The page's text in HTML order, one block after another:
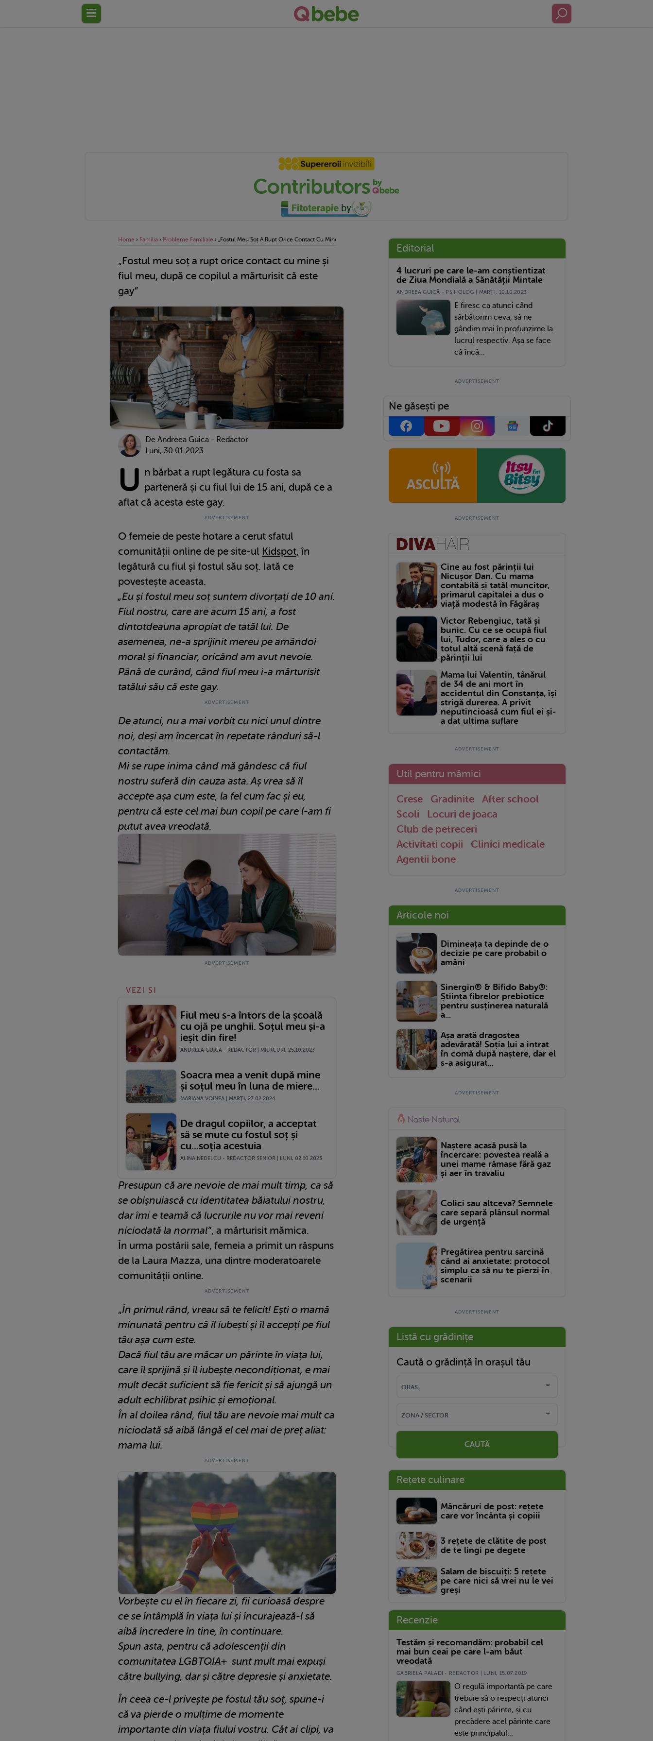
Home › Familia › Probleme Familiale › „Fostul Meu Soț A Rupt Orice Contact Cu Mine Și Fiul Meu, După Ce Copilul A Mărturisit Că Este Gay”
„Fostul meu soț a rupt orice contact cu mine și
fiul meu, după ce copilul a mărturisit că este
gay”
De Andreea Guica - Redactor
Luni, 30.01.2023
U n bărbat a rupt legătura cu fosta sa
parteneră și cu fiul lui de 15 ani, după ce a
aflat că acesta este gay.
O femeie de peste hotare a cerut sfatul
comunității online de pe site-ul Kidspot, în
legătură cu fiul și fostul său soț. Iată ce
povestește aceasta.
„Eu și fostul meu soț suntem divorțați de 10 ani.
Fiul nostru, care are acum 15 ani, a fost
dintotdeauna apropiat de tatăl lui. De
asemenea, ne-a sprijinit mereu pe amândoi
moral și financiar, oricând am avut nevoie.
Până de curând, când fiul meu i-a mărturisit
tatălui său că este gay.
De atunci, nu a mai vorbit cu nici unul dintre
noi, deși am încercat în repetate rânduri să-l
contactăm.
Mi se rupe inima când mă gândesc că fiul
nostru suferă din cauza asta. Aș vrea să îl
accepte așa cum este, la fel cum fac și eu,
pentru că este cel mai bun copil pe care l-am fi
putut avea vreodată.
VEZI SI
Fiul meu s-a întors de la școală
cu ojă pe unghii. Soțul meu și-a
ieșit din fire!
ANDREEA GUICA - REDACTOR | MIERCURI, 25.10.2023
Soacra mea a venit după mine
și soțul meu în luna de miere...
MARIANA VOINEA | MARŢI, 27.02.2024
De dragul copiilor, a acceptat
să se mute cu fostul soț și
cu...soția acestuia
ALINA NEDELCU - REDACTOR SENIOR | LUNI, 02.10.2023
Presupun că are nevoie de mai mult timp, ca să
se obișnuiască cu identitatea băiatului nostru,
dar îmi e teamă că lucrurile nu vor mai reveni
niciodată la normal”, a mărturisit mămica.
În urma postării sale, femeia a primit un răspuns
de la Laura Mazza, una dintre moderatoarele
comunității online.
„În primul rând, vreau să te felicit! Ești o mamă
minunată pentru că îl iubești și îl accepți pe fiul
tău așa cum este.
Dacă fiul tău are măcar un părinte în viața lui,
care îl sprijină și îl iubește necondiționat, e mai
mult decât suficient să fie fericit și să ajungă un
adult echilibrat psihic și emoțional.
În al doilea rând, fiul tău are nevoie mai mult ca
niciodată să aibă lângă el cel mai de preț aliat:
mama lui.
Vorbește cu el în fiecare zi, fii curioasă despre
ce se întâmplă în viața lui și încurajează-l să
aibă încredere în tine, în continuare.
Spun asta, pentru că adolescenții din
comunitatea LGBTQIA+ sunt mult mai expuși
către bullying, dar și către depresie și anxietate.
În ceea ce-l privește pe fostul tău soț, spune-i
că va pierde o mulțime de momente
importante din viața fiului vostru. Cât ai clipi, va
Editorial
4 lucruri pe care le-am conștientizat
de Ziua Mondială a Sănătății Mintale
ANDREEA GUICĂ - PSIHOLOG | MARŢI, 10.10.2023
E firesc ca atunci când
sărbătorim ceva, să ne
gândim mai în profunzime la
lucrul respectiv. Așa se face
că încă...
Ne găsești pe
Cine au fost părinții lui
Nicușor Dan. Cu mama
contabilă și tatăl muncitor,
primarul capitalei a dus o
viață modestă în Făgăraș
Victor Rebengiuc, tată și
bunic. Cu ce se ocupă fiul
lui, Tudor, care a ales o cu
totul altă scenă față de
părinții lui
Mama lui Valentin, tânărul
de 34 de ani mort în
accidentul din Constanța, își
strigă durerea. A privit
neputincioasă cum fiul ei și-
a dat ultima suflare
Util pentru mămici
Crese Gradinite
After school
Scoli
Locuri de joaca
Club de petreceri
Activitati copii
Clinici medicale
Agentii bone
Articole noi
Dimineața ta depinde de o
decizie pe care probabil o
amâni
Sinergin® & Bifido Baby®:
Știința fibrelor prebiotice
pentru susținerea naturală
a...
Așa arată dragostea
adevărată! Soția lui a intrat
în comă după naștere, dar el
s-a asigurat...
Naștere acasă pusă la
încercare: povestea reală a
unei mame rămase fără gaz
și aer în travaliu
Colici sau altceva? Semnele
care separă plânsul normal
de urgență
Pregătirea pentru sarcină
când ai anxietate: protocol
simplu ca să nu te pierzi în
scenarii
Listă cu grădinițe
Caută o grădință în orașul tău
CAUTĂ
Rețete culinare
Mâncăruri de post: rețete
care vor încânta și copiii
3 rețete de clătite de post
de te lingi pe degete
Salam de biscuiți: 5 rețete
pe care nici să vrei nu le vei
greși
Recenzie
Testăm și recomandăm: probabil cel
mai bun ceai pe care l-am băut
vreodată
GABRIELA PALADI - REDACTOR | LUNI, 15.07.2019
O regulă importantă pe care
trebuie să o respecți atunci
când ești părinte, și cu
precădere acel părinte care
este principalul...